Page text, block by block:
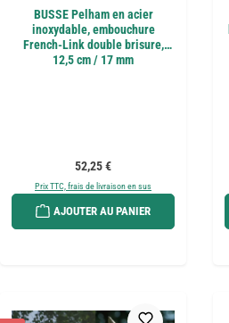
BUSSE Pelham en acier
inoxydable, embouchure
French-Link double brisure,
12,5 cm / 17 mm
Prix régulier :
52,25 €
Prix TTC, frais de livraison en sus
AJOUTER AU PANIER